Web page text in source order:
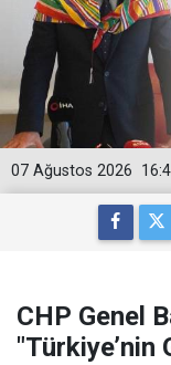
07 Ağustos 2026
CHP Genel
"Türkiye’nin